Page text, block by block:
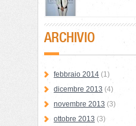
ARCHIVIO
febbraio 2014 (1)
dicembre 2013 (4)
novembre 2013 (3)
ottobre 2013 (3)